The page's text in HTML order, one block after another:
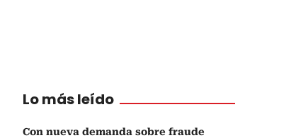
Lo más leído
Con nueva demanda sobre fraude